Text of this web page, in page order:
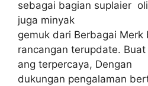
sebagai bagian suplaier
juga minyak
gemuk dari Berbagai Merk
rancangan terupdate.
ang terpercaya, Dengan
dukungan pengalaman